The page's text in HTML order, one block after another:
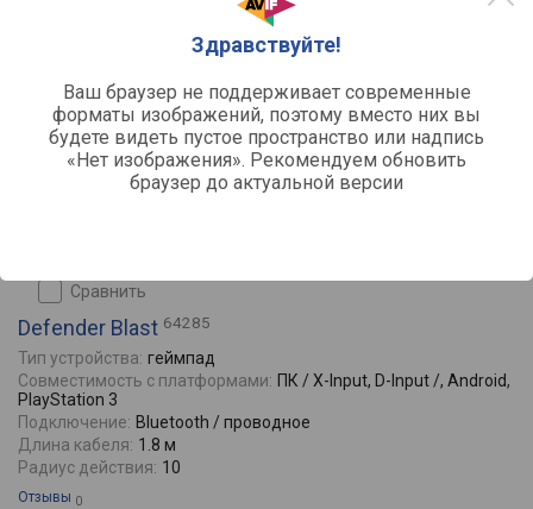
Здравствуйте!
Ваш браузер не поддерживает современные
форматы изображений, поэтому вместо них вы
будете видеть пустое пространство или надпись
«Нет изображения». Рекомендуем обновить
браузер до актуальной версии
сравнить
Defender Blast 64285
Тип устройства: геймпад
Совместимость с платформами: ПК / X-Input, D-Input /, Android,
PlayStation 3
Подключение: Bluetooth / проводное
Длина кабеля: 1.8 м
Радиус действия: 10
Отзывы 0